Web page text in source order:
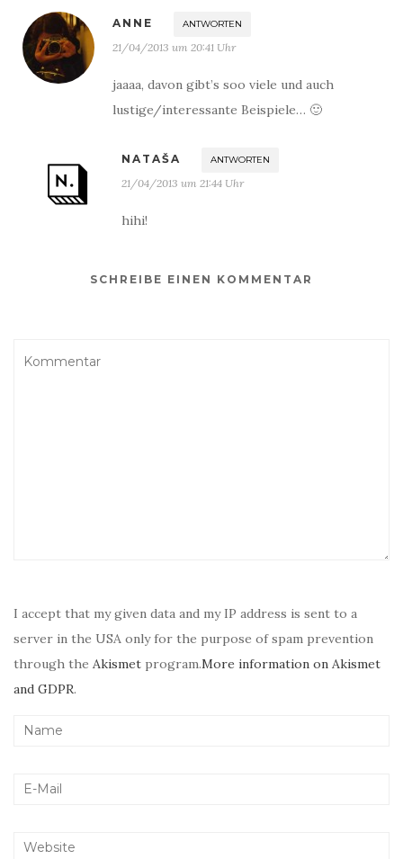
ANNE ANTWORTEN
21/04/2013 um 20:41 Uhr
jaaaa, davon gibt’s soo viele und auch
lustige/interessante Beispiele… 🙂
NATAŠA ANTWORTEN
21/04/2013 um 21:44 Uhr
hihi!
SCHREIBE EINEN KOMMENTAR
I accept that my given data and my IP address is sent to a
server in the USA only for the purpose of spam prevention
through the Akismet program.More information on Akismet
and GDPR.